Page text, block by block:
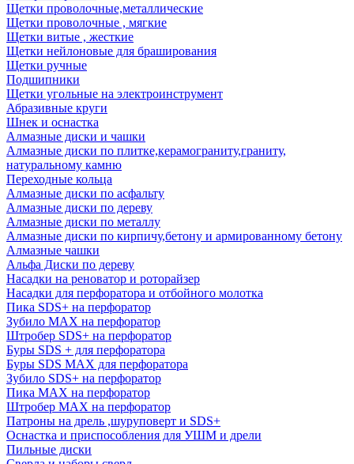
Щетки проволочные,металлические
Щетки проволочные , мягкие
Щетки витые , жесткие
Щетки нейлоновые для браширования
Щетки ручные
Подшипники
Щетки угольные на электроинструмент
Абразивные круги
Шнек и оснастка
Алмазные диски и чашки
Алмазные диски по плитке,керамограниту,граниту,
натуральному камню
Переходные кольца
Алмазные диски по асфальту
Алмазные диски по дереву
Алмазные диски по металлу
Алмазные диски по кирпичу,бетону и армированному бетону
Алмазные чашки
Альфа Диски по дереву
Насадки на реноватор и роторайзер
Насадки для перфоратора и отбойного молотка
Пика SDS+ на перфоратор
Зубило MAX на перфоратор
Штробер SDS+ на перфоратор
Буры SDS + для перфоратора
Буры SDS MAX для перфоратора
Зубило SDS+ на перфоратор
Пика MAX на перфоратор
Штробер MAX на перфоратор
Патроны на дрель ,шуруповерт и SDS+
Оснастка и приспособления для УШМ и дрели
Пильные диски